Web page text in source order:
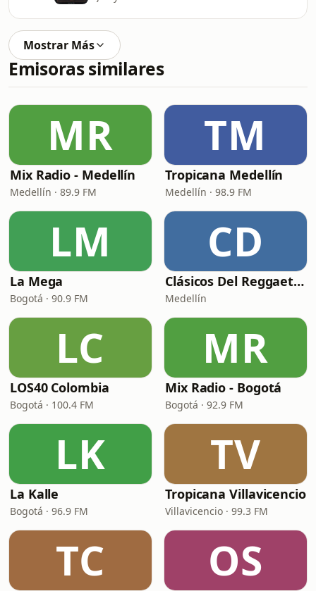
Mostrar Más
Emisoras similares
MR
Mix Radio - Medellín
Medellín · 89.9 FM
TM
Tropicana Medellín
Medellín · 98.9 FM
LM
La Mega
Bogotá · 90.9 FM
CD
Clásicos Del Reggaetón
Medellín
LC
LOS40 Colombia
Bogotá · 100.4 FM
MR
Mix Radio - Bogotá
Bogotá · 92.9 FM
LK
La Kalle
Bogotá · 96.9 FM
TV
Tropicana Villavicencio
Villavicencio · 99.3 FM
TC OS